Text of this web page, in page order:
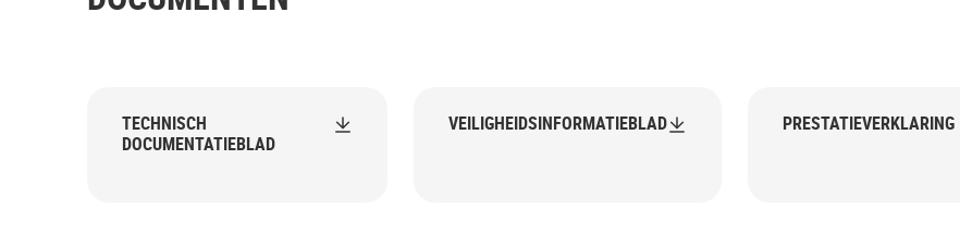
TECHNISCH
DOCUMENTATIEBLAD
VEILIGHEIDSINFORMATIEBLAD PRESTATIEVERKLARING